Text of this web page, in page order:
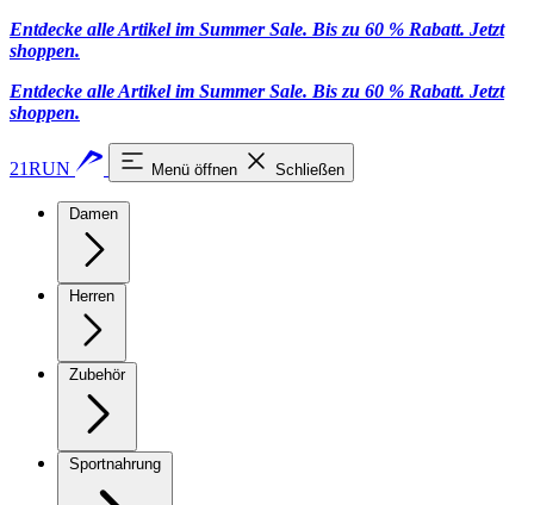
Entdecke alle Artikel im Summer Sale. Bis zu 60 % Rabatt. Jetzt
shoppen.
Entdecke alle Artikel im Summer Sale. Bis zu 60 % Rabatt. Jetzt
shoppen.
21RUN Menü öffnen Schließen
Damen
Herren
Zubehör
Sportnahrung